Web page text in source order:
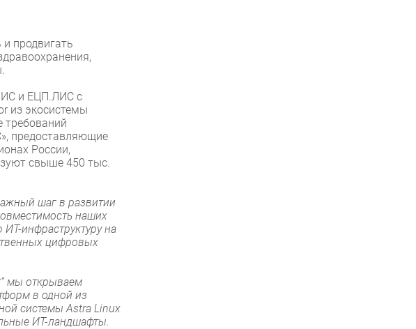
продвигать
и ЕЦП.ЛИС с
из экосистемы
требований
предоставляющие
России,
свыше 450 тыс.
шаг в развитии
наших
инфраструктуру на
цифровых
мы открываем
в одной из
системы Astra Linux
ИТ-ландшафты.